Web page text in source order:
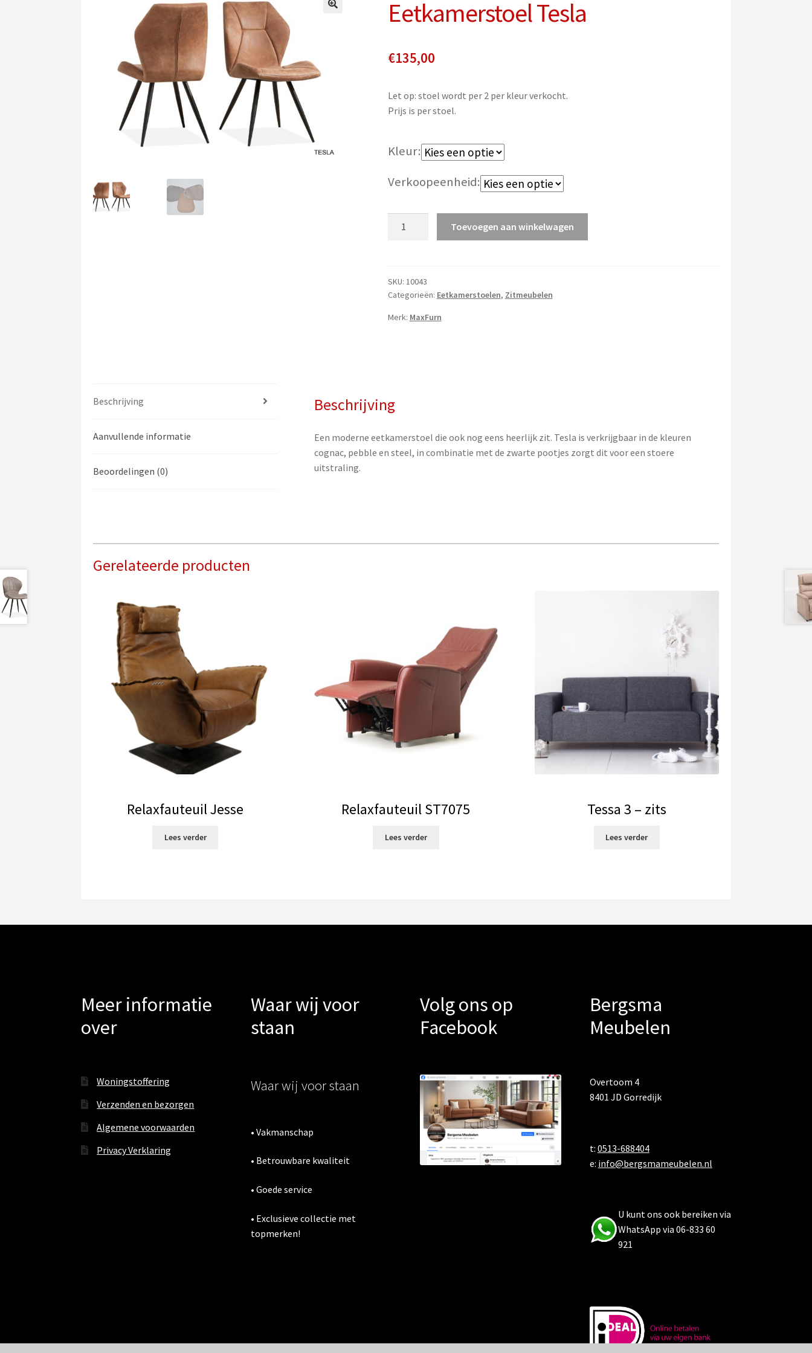
Eetkamerstoel Tesla
€135,00
Let op: stoel wordt per 2 per kleur verkocht.
Prijs is per stoel.
Kleur
Verkoopeenheid
Toevoegen aan winkelwagen
SKU: 10043
Categorieën: Eetkamerstoelen, Zitmeubelen
Merk: MaxFurn
Beschrijving
Aanvullende informatie
Beoordelingen (0)
Beschrijving
Een moderne eetkamerstoel die ook nog eens heerlijk zit. Tesla is verkrijgbaar in de kleuren
cognac, pebble en steel, in combinatie met de zwarte pootjes zorgt dit voor een stoere
uitstraling.
Gerelateerde producten
Relaxfauteuil Jesse
Lees verder
Relaxfauteuil ST7075
Lees verder
Tessa 3 – zits
Lees verder
Meer informatie
over
Woningstoffering
Verzenden en bezorgen
Algemene voorwaarden
Privacy Verklaring
Waar wij voor
staan
Waar wij voor staan
• Vakmanschap
• Betrouwbare kwaliteit
• Goede service
• Exclusieve collectie met
topmerken!
Volg ons op
Facebook
Bergsma
Meubelen
Overtoom 4
8401 JD Gorredijk
t: 0513-688404
e: info@bergsmameubelen.nl
U kunt ons ook bereiken via
WhatsApp via 06-833 60
921